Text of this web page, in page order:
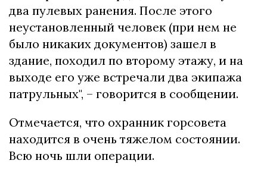
два пулевых ранения. После этого
неустановленный человек (при нем не
было никаких документов) зашел в
здание, походил по второму этажу, и на
выходе его уже встречали два экипажа
патрульных", – говорится в сообщении.
Отмечается, что охранник горсовета
находится в очень тяжелом состоянии.
Всю ночь шли операции.